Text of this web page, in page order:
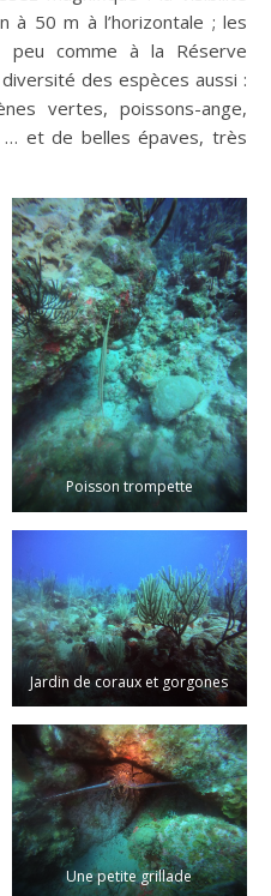
à 50 m à l’horizontale ; les
peu comme à la Réserve
des espèces aussi :
vertes, poissons-ange,
… et de belles épaves, très
Poisson trompette
Jardin de coraux et gorgones
Une petite grillade